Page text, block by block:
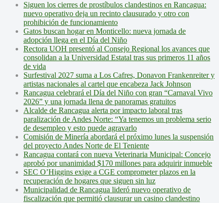
Siguen los cierres de prostíbulos clandestinos en Rancagua:
nuevo operativo deja un recinto clausurado y otro con
prohibición de funcionamiento
Gatos buscan hogar en Monticello: nueva jornada de
adopción llega en el Día del Niño
Rectora UOH presentó al Consejo Regional los avances que
consolidan a la Universidad Estatal tras sus primeros 11 años
de vida
Surfestival 2027 suma a Los Cafres, Donavon Frankenreiter y
artistas nacionales al cartel que encabeza Jack Johnson
Rancagua celebrará el Día del Niño con gran “Carnaval Vivo
2026” y una jornada llena de panoramas gratuitos
Alcalde de Rancagua alerta por impacto laboral tras
paralización de Andes Norte: “Ya tenemos un problema serio
de desempleo y esto puede agravarlo
Comisión de Minería abordará el próximo lunes la suspensión
del proyecto Andes Norte de El Teniente
Rancagua contará con nueva Veterinaria Municipal: Concejo
aprobó por unanimidad $170 millones para adquirir inmueble
SEC O’Higgins exige a CGE comprometer plazos en la
recuperación de hogares que siguen sin luz
Municipalidad de Rancagua lideró nuevo operativo de
fiscalización que permitió clausurar un casino clandestino